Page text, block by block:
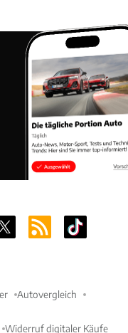
Autovergleich
Widerruf digitaler Käufe